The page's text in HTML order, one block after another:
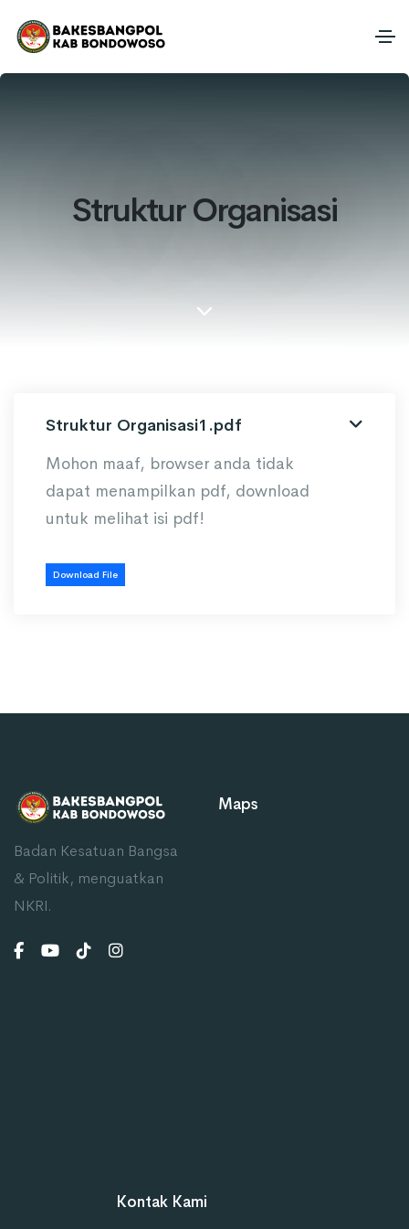
Struktur Organisasi
Struktur Organisasi1.pdf
Mohon maaf, browser anda tidak
dapat menampilkan pdf, download
untuk melihat isi pdf!
Download File
Badan Kesatuan Bangsa
& Politik, menguatkan
NKRI.
Maps
Kontak Kami